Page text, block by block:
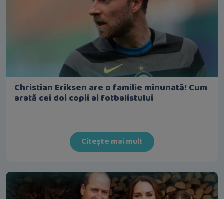
Christian Eriksen are o familie minunată! Cum
arată cei doi copii ai fotbalistului
Citește mai mult